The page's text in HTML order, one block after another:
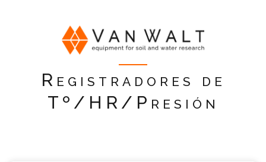
Registradores de
Tº/HR/Presión